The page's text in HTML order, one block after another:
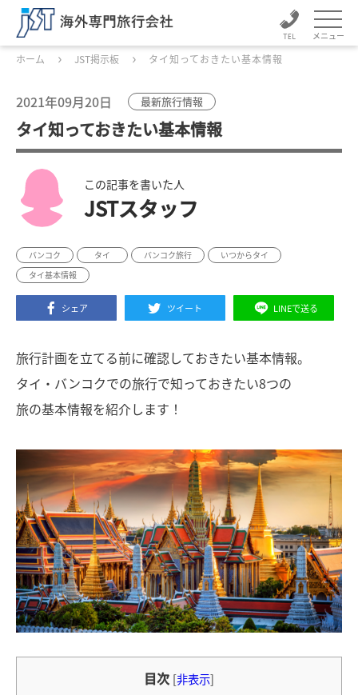
メニュー
ホーム JST掲示板 タイ知っておきたい基本情報
2021年09月20日 最新旅行情報
タイ知っておきたい基本情報
この記事を書いた人
JSTスタッフ
バンコク タイ バンコク旅行
いつからタイ
タイ基本情報
シェア ツイート LINEで送る
旅行計画を立てる前に確認しておきたい基本情報。
タイ・バンコクでの旅行で知っておきたい8つの
旅の基本情報を紹介します！
目次 [非表示]